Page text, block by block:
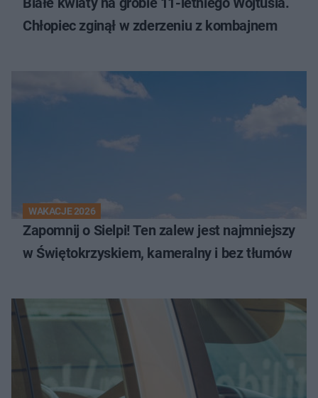
Chłopiec zginął w zderzeniu z kombajnem
WAKACJE 2026
Zapomnij o Sielpi! Ten zalew jest najmniejszy
w Świętokrzyskiem, kameralny i bez tłumów